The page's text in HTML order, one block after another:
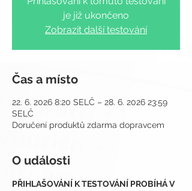
je již ukončeno
Zobrazit další testování
Čas a místo
22. 6. 2026 8:20 SELČ – 28. 6. 2026 23:59
SELČ
Doručení produktů zdarma dopravcem
O události
PŘIHLAŠOVÁNÍ K TESTOVÁNÍ PROBÍHÁ V